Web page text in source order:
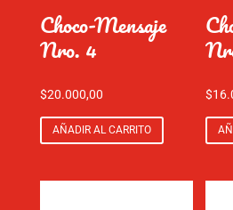
Choco-Mensaje
Nro. 4
$20.000,00
AÑADIR AL CARRITO
$